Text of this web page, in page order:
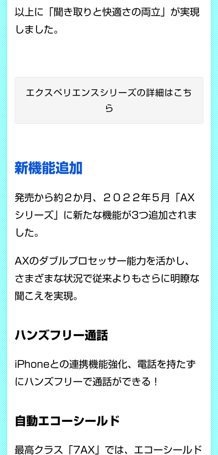
以上に「聞き取りと快適さの両立」が実現
しました。
エクスペリエンスシリーズの詳細はこち
ら
新機能追加
発売から約２か月、２０２２年５月「AX
シリーズ」に新たな機能が3つ追加されま
した。
AXのダブルプロセッサー能力を活かし、
さまざまな状況で従来よりもさらに明瞭な
聞こえを実現。
ハンズフリー通話
iPhoneとの連携機能強化、電話を持たず
にハンズフリーで通話ができる！
自動エコーシールド
最高クラス「7AX」では、エコーシールド